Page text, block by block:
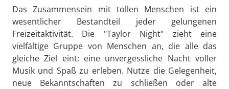
Das Zusammensein mit tollen Menschen ist ein
wesentlicher Bestandteil jeder gelungenen
Freizeitaktivität. Die "Taylor Night" zieht eine
vielfältige Gruppe von Menschen an, die alle das
gleiche Ziel eint: eine unvergessliche Nacht voller
Musik und Spaß zu erleben. Nutze die Gelegenheit,
neue Bekanntschaften zu schließen oder alte